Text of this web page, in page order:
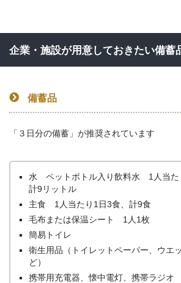
企業・施設が用意しておきたい備蓄
備蓄品
「３日分の備蓄」が推奨されています
水 ペットボトル入り飲料水 1人当た
計9リットル
主食 1人当たり1日3食、計9食
毛布または保温シート 1人1枚
簡易トイレ
衛生用品（トイレットペーパー、ウエ
ど）
携帯用充電器、懐中電灯、携帯ラジオ